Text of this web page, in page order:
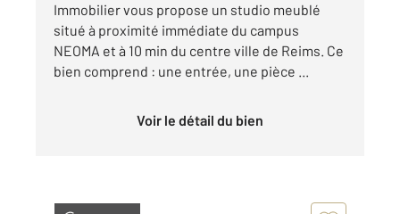
Immobilier vous propose un studio meublé
situé à proximité immédiate du campus
NEOMA et à 10 min du centre ville de Reims. Ce
bien comprend : une entrée, une pièce ...
Voir le détail du bien